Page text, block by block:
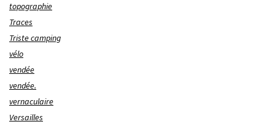
topographie
Traces
Triste camping
vélo
vendée
vendée.
vernaculaire
Versailles